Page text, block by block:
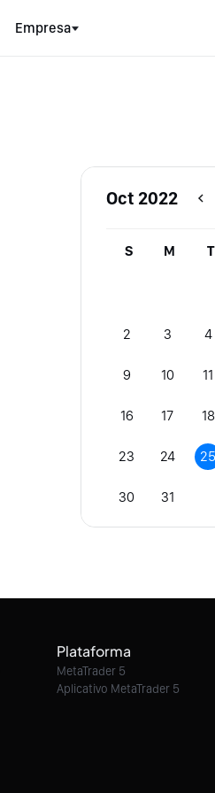
Empresa
Oct 2022
S M T
2 3 4
9 10 11
16 17 18
23 24 25
30 31
Plataforma
MetaTrader 5
Aplicativo MetaTrader 5